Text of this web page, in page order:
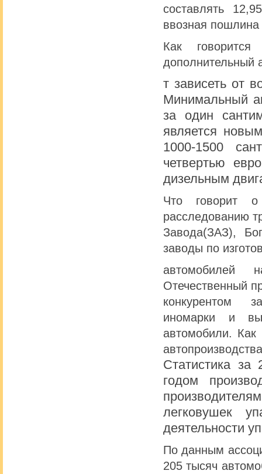
составлять
ввозная пошлина
Как
дополнительный
т зависеть от
Минимальный
за один
является
1000-1500
четвертью
дизельным
Что говорит о
расследованию
Завода(ЗАЗ),
заводы по
автомобилей
Отечественный
конкурентом
иномарки и
автомобили. Как
Статистика
годом
легковушек
деятельности
По данным
205 тысяч